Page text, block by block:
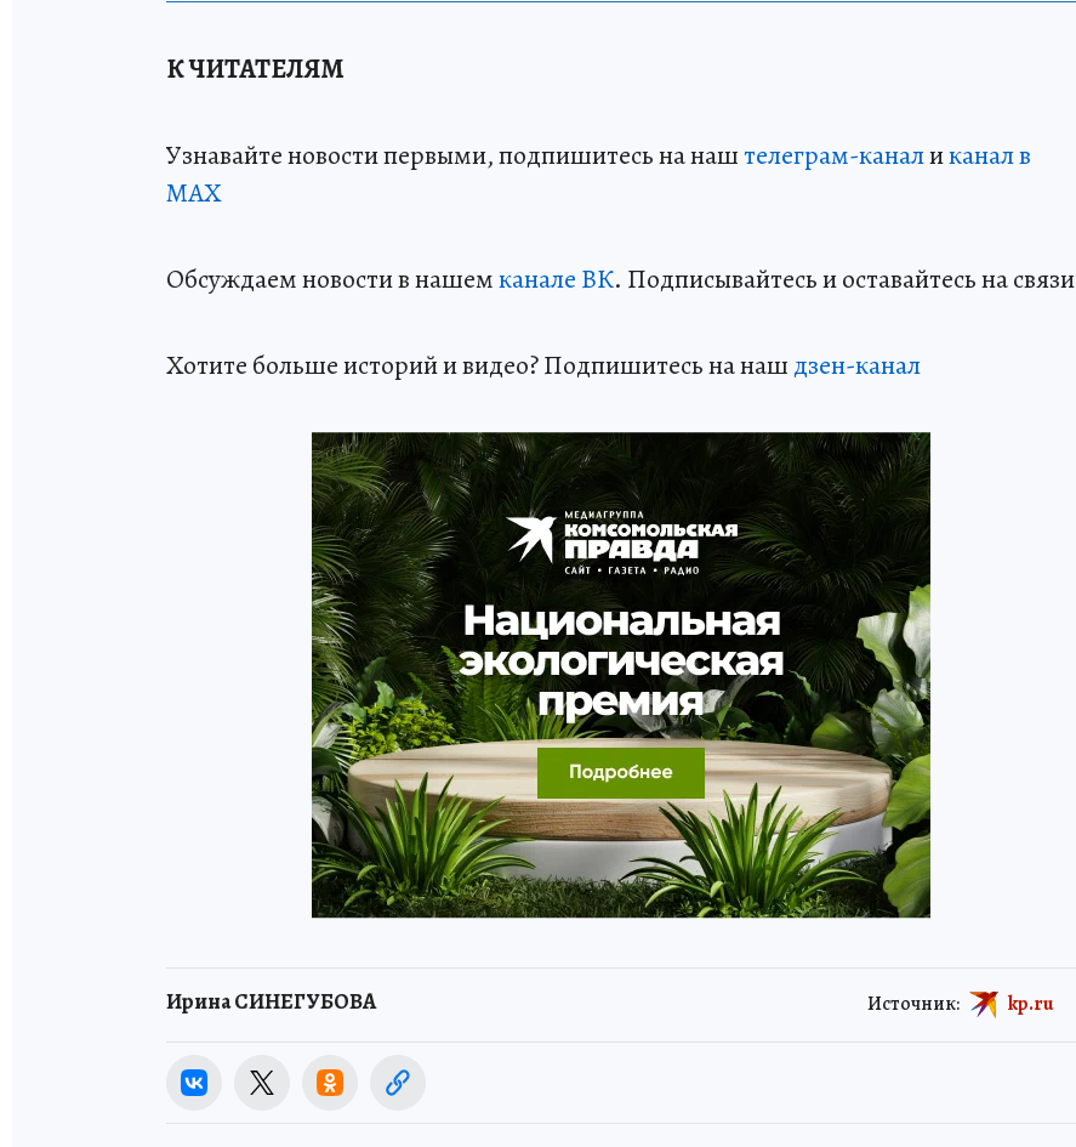
К ЧИТАТЕЛЯМ
Узнавайте новости первыми, подпишитесь на наштелеграм-каналиканал в
МАХ
Обсуждаем новости в нашемканале ВК. Подписывайтесь и оставайтесь на связи
Хотите больше историй и видео? Подпишитесь на наш дзен-канал
Ирина СИНЕГУБОВА Источник: kp.ru